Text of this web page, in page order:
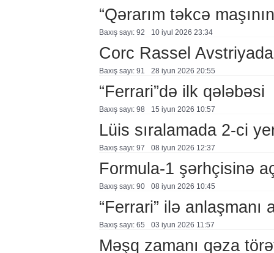
“Qərarım təkcə
Baxış sayı: 92 10 i̇yul 2026 23:34
Corc Rassel
Baxış sayı: 91 28 i̇yun 2026 20:55
“Ferrari”də ilk qələbəsi
Baxış sayı: 98 15 i̇yun 2026 10:57
Lüis sıralamada 2-ci
Baxış sayı: 97 08 i̇yun 2026 12:37
Formula-1 şərhçisinə
Baxış sayı: 90 08 i̇yun 2026 10:45
“Ferrari” ilə anlaşmanı
Baxış sayı: 65 03 i̇yun 2026 11:57
Məşq zamanı qəza